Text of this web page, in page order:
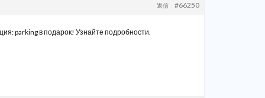
#66250
返信
parking в подарок! Узнайте подробности.